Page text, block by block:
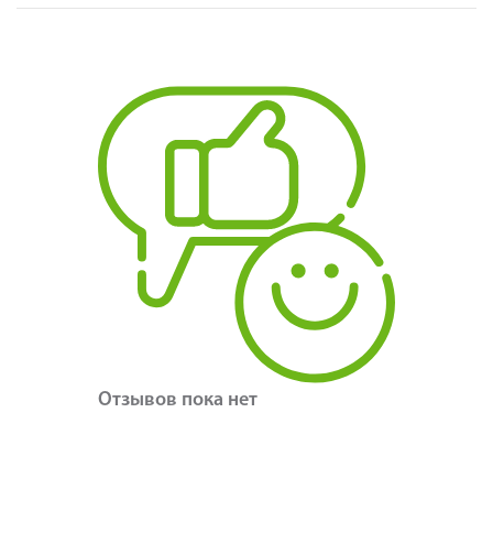
Отзывов пока нет